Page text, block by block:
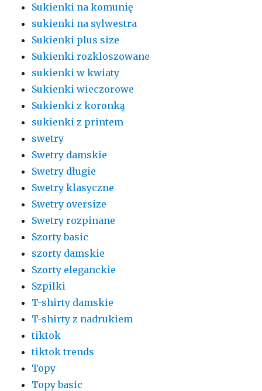
Sukienki na komunię
sukienki na sylwestra
Sukienki plus size
Sukienki rozkloszowane
sukienki w kwiaty
Sukienki wieczorowe
Sukienki z koronką
sukienki z printem
swetry
Swetry damskie
Swetry długie
Swetry klasyczne
Swetry oversize
Swetry rozpinane
Szorty basic
szorty damskie
Szorty eleganckie
Szpilki
T-shirty damskie
T-shirty z nadrukiem
tiktok
tiktok trends
Topy
Topy basic